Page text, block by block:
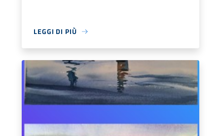
LEGGI DI PIÙ